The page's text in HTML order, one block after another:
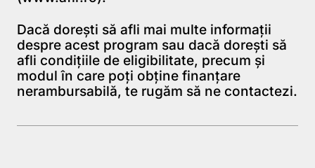
Dacă dorești să afli mai multe informații
despre acest program sau dacă dorești să
afli condițiile de eligibilitate, precum și
modul în care poți obține finanțare
nerambursabilă, te rugăm să ne contactezi.